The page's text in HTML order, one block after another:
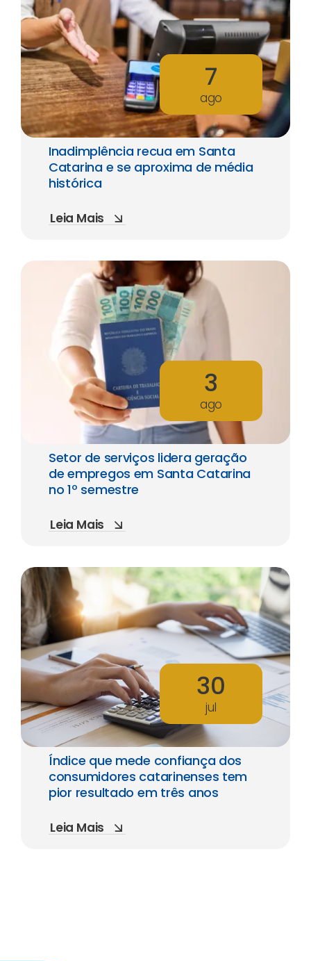
7
ago
Inadimplência recua em Santa
Catarina e se aproxima de média
histórica
Leia Mais
3
ago
Setor de serviços lidera geração
de empregos em Santa Catarina
no 1º semestre
Leia Mais
30
jul
Índice que mede confiança dos
consumidores catarinenses tem
pior resultado em três anos
Leia Mais